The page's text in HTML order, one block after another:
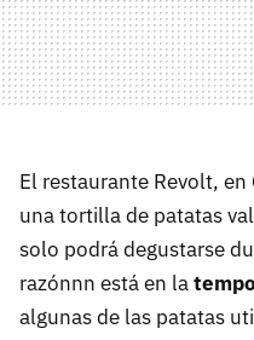
El restaurante Revolt,
una tortilla de patatas
solo podrá degustarse
razónnn está en la
algunas de las patatas